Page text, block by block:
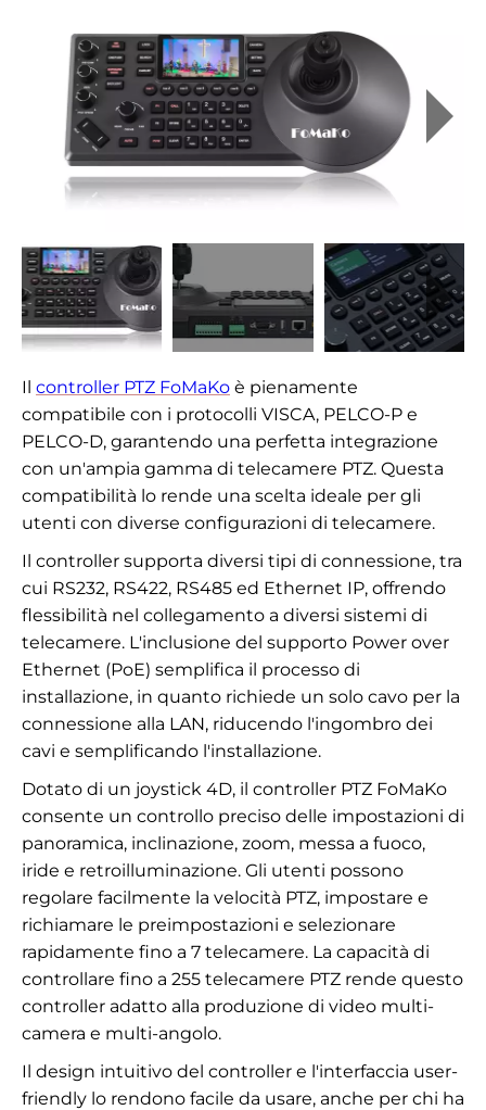
Il controller PTZ FoMaKo è pienamente
compatibile con i protocolli VISCA, PELCO-P e
PELCO-D, garantendo una perfetta integrazione
con un'ampia gamma di telecamere PTZ. Questa
compatibilità lo rende una scelta ideale per gli
utenti con diverse configurazioni di telecamere.
Il controller supporta diversi tipi di connessione, tra
cui RS232, RS422, RS485 ed Ethernet IP, offrendo
flessibilità nel collegamento a diversi sistemi di
telecamere. L'inclusione del supporto Power over
Ethernet (PoE) semplifica il processo di
installazione, in quanto richiede un solo cavo per la
connessione alla LAN, riducendo l'ingombro dei
cavi e semplificando l'installazione.
Dotato di un joystick 4D, il controller PTZ FoMaKo
consente un controllo preciso delle impostazioni di
panoramica, inclinazione, zoom, messa a fuoco,
iride e retroilluminazione. Gli utenti possono
regolare facilmente la velocità PTZ, impostare e
richiamare le preimpostazioni e selezionare
rapidamente fino a 7 telecamere. La capacità di
controllare fino a 255 telecamere PTZ rende questo
controller adatto alla produzione di video multi-
camera e multi-angolo.
Il design intuitivo del controller e l'interfaccia user-
friendly lo rendono facile da usare, anche per chi ha